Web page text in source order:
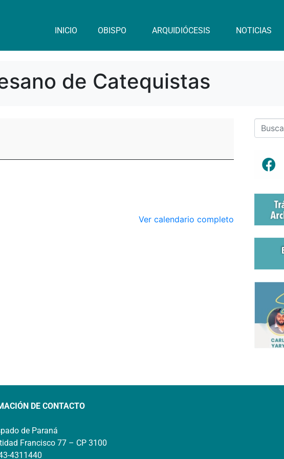
INICIO OBISPO ARQUIDIÓCESIS NOTICIAS
de Catequistas
Ver calendario completo
DE CONTACTO
de Paraná
Francisco 77 – CP 3100
4311440